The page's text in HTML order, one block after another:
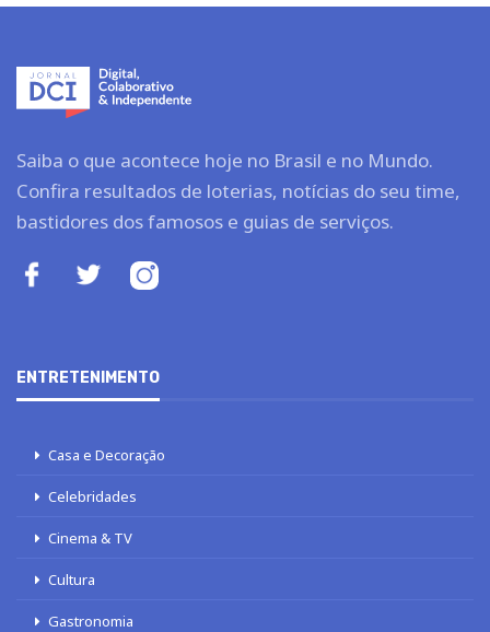
Saiba o que acontece hoje no Brasil e no Mundo.
Confira resultados de loterias, notícias do seu time,
bastidores dos famosos e guias de serviços.
ENTRETENIMENTO
Casa e Decoração
Celebridades
Cinema & TV
Cultura
Gastronomia